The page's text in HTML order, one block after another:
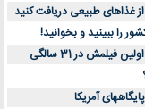
در 31 سالگی
آمریکا